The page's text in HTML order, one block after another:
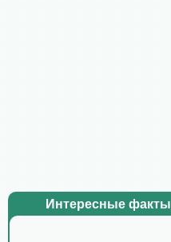
Интересные факты